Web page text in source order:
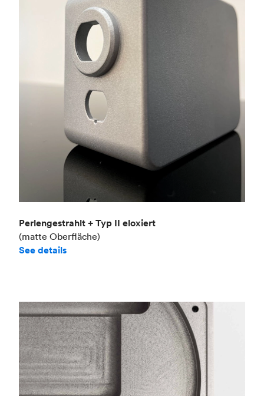
Perlengestrahlt + Typ II eloxiert
(matte Oberfläche)
See details